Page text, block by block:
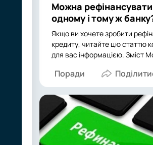
Можна
одному і тому ж
Якщо ви хочете зробити
кредиту, читайте цю статтю
для вас інформацією. Зміст
Поради